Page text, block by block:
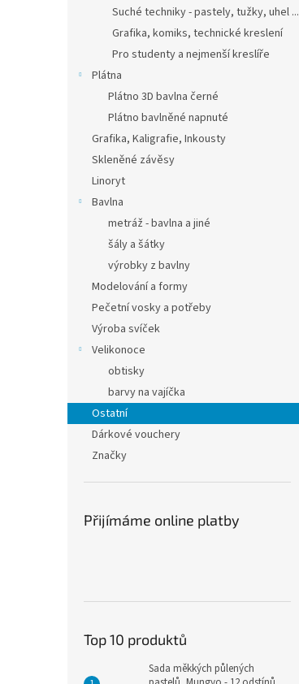
Suché techniky - pastely, tužky, uhel ...
Grafika, komiks, technické kreslení
Pro studenty a nejmenší kreslíře
Plátna
Plátno 3D bavlna černé
Plátno bavlněné napnuté
Grafika, Kaligrafie, Inkousty
Skleněné závěsy
Linoryt
Bavlna
metráž - bavlna a jiné
šály a šátky
výrobky z bavlny
Modelování a formy
Pečetní vosky a potřeby
Výroba svíček
Velikonoce
obtisky
barvy na vajíčka
Ostatní
Dárkové vouchery
Značky
Přijímáme online platby
Top 10 produktů
Sada měkkých půlených